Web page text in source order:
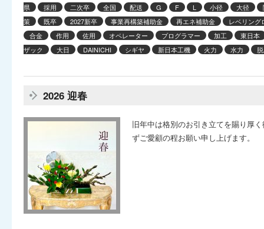
県
採用 二次卒 全国 配送 G F L 小径 大径
策
既卒 2027新卒 事業再構築補助金 再エネ補助金
レベリング
合金
作用 佐用 オペレーター プログラマー 加工
東日本
ザック
大日 DAINICHI シギヤ 新日本工機 火力 水力
2026 迎春
旧年中は格別のお引き立てを賜り厚
ずご愛顧の程お願い申し上げます。